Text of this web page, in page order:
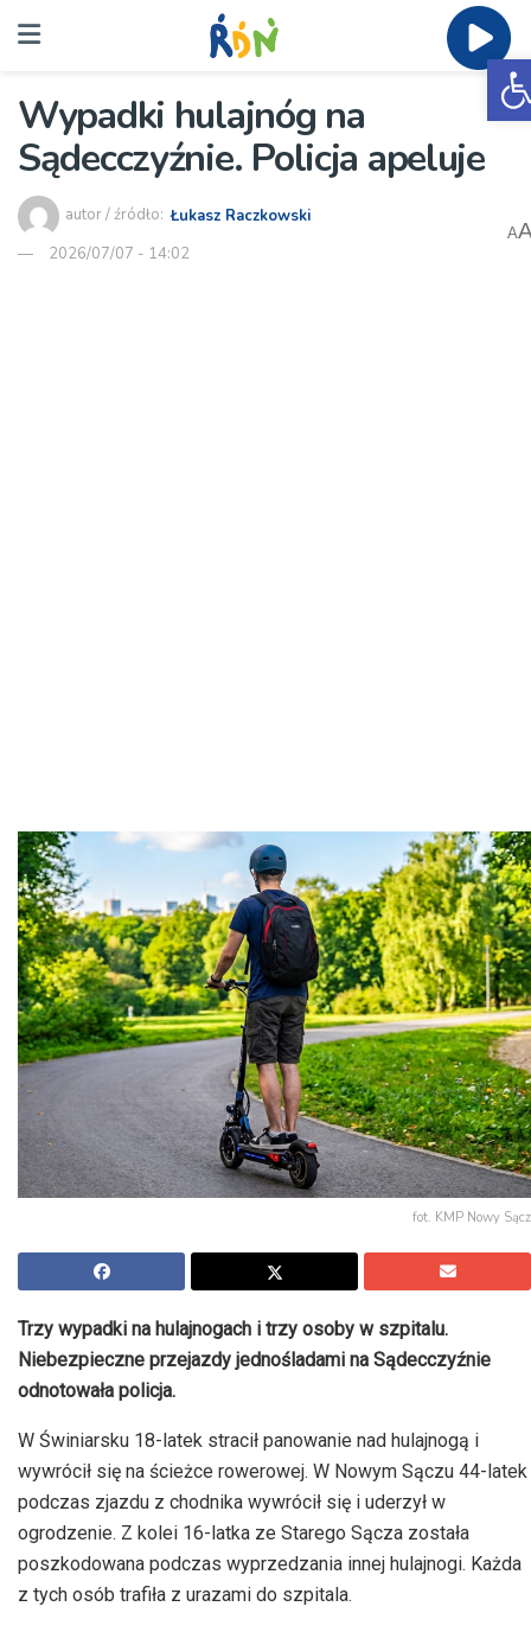
Wypadki hulajnóg na
Sądecczyźnie. Policja apeluje
autor / źródło: Łukasz Raczkowski
2026/07/07 - 14:02
A
fot. KMP Nowy Sącz
Trzy wypadki na hulajnogach i trzy osoby w szpitalu.
Niebezpieczne przejazdy jednośladami na Sądecczyźnie
odnotowała policja.
W Świniarsku 18-latek stracił panowanie nad hulajnogą i
wywrócił się na ścieżce rowerowej. W Nowym Sączu 44-latek
podczas zjazdu z chodnika wywrócił się i uderzył w
ogrodzenie. Z kolei 16-latka ze Starego Sącza została
poszkodowana podczas wyprzedzania innej hulajnogi. Każda
z tych osób trafiła z urazami do szpitala.